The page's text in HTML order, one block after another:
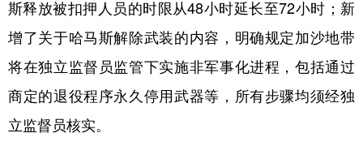
斯释放被扣押人员的时限从48小时延长至72小时；新
增了关于哈马斯解除武装的内容，明确规定加沙地带
将在独立监督员监管下实施非军事化进程，包括通过
商定的退役程序永久停用武器等，所有步骤均须经独
立监督员核实。